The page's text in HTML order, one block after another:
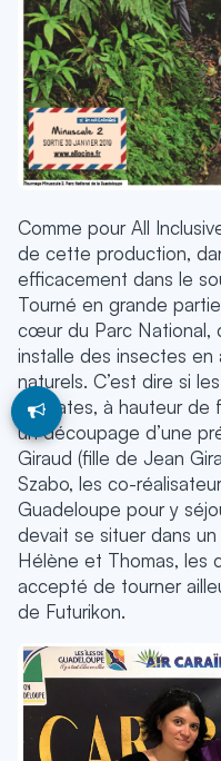
Comme pour All
de cette production,
efficacement dans le
Tourné en grande
cœur du Parc National,
installe des insectes
naturels. C’est dire si
délicates, à hauteur de
un découpage d’une
Giraud (fille de Jean
Szabo, les co-
Guadeloupe pour y
devait se situer dans
Hélène et Thomas, les
accepté de tourner
de Futurikon.